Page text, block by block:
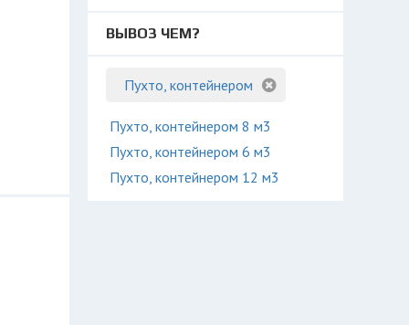
ВЫВОЗ ЧЕМ?
Пухто, контейнером
Пухто, контейнером 8 м3
Пухто, контейнером 6 м3
Пухто, контейнером 12 м3